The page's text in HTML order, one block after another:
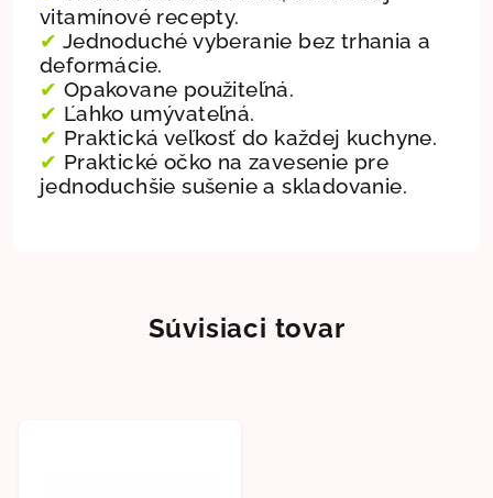
vitamínové recepty.
✔ Jednoduché vyberanie bez trhania a
deformácie.
✔ Opakovane použiteľná.
✔ Ľahko umývateľná.
✔ Praktická veľkosť do každej kuchyne.
✔ Praktické očko na zavesenie pre
jednoduchšie sušenie a skladovanie.
Súvisiaci tovar